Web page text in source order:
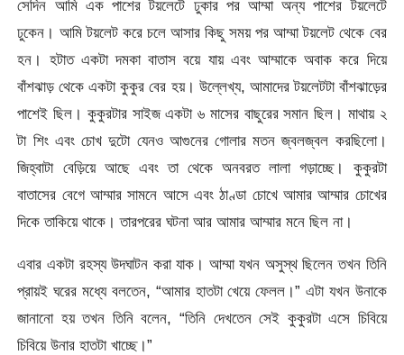
সেদিন আমি এক পাশের টয়লেটে ঢুকার পর আম্মা অন্য পাশের টয়লেটে
ঢুকেন। আমি টয়লেট করে চলে আসার কিছু সময় পর আম্মা টয়লেট থেকে বের
হন। হটাত একটা দমকা বাতাস বয়ে যায় এবং আম্মাকে অবাক করে দিয়ে
বাঁশঝাড় থেকে একটা কুকুর বের হয়। উল্লেখ্য, আমাদের টয়লেটটা বাঁশঝাড়ের
পাশেই ছিল। কুকুরটার সাইজ একটা ৬ মাসের বাছুরের সমান ছিল। মাথায় ২
টা শিং এবং চোখ দুটো যেনও আগুনের গোলার মতন জ্বলজ্বল করছিলো।
জিহ্বাটা বেড়িয়ে আছে এবং তা থেকে অনবরত লালা গড়াচ্ছে। কুকুরটা
বাতাসের বেগে আম্মার সামনে আসে এবং ঠাণ্ডা চোখে আমার আম্মার চোখের
দিকে তাকিয়ে থাকে। তারপরের ঘটনা আর আমার আম্মার মনে ছিল না।
এবার একটা রহস্য উদঘাটন করা যাক। আম্মা যখন অসুস্থ ছিলেন তখন তিনি
প্রায়ই ঘরের মধ্যে বলতেন, “আমার হাতটা খেয়ে ফেলল।” এটা যখন উনাকে
জানানো হয় তখন তিনি বলেন, “তিনি দেখতেন সেই কুকুরটা এসে চিবিয়ে
চিবিয়ে উনার হাতটা খাচ্ছে।”